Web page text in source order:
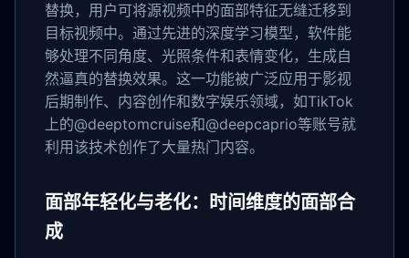
替换，用户可将源视频中的面部特征无缝迁移到
目标视频中。通过先进的深度学习模型，软件能
够处理不同角度、光照条件和表情变化，生成自
然逼真的替换效果。这一功能被广泛应用于影视
后期制作、内容创作和数字娱乐领域，如TikTok
上的@deeptomcruise和@deepcaprio等账号就
利用该技术创作了大量热门内容。
面部年轻化与老化：时间维度的面部合
成